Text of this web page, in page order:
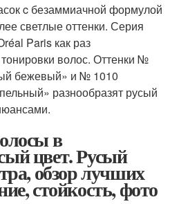
c безаммиачной формулой
светлые оттенки. Серия
Paris как раз
волос. Оттенки №
бежевый» и № 1010
разнообразят русый
в
цвет. Русый
обзор лучших
стойкость, фото